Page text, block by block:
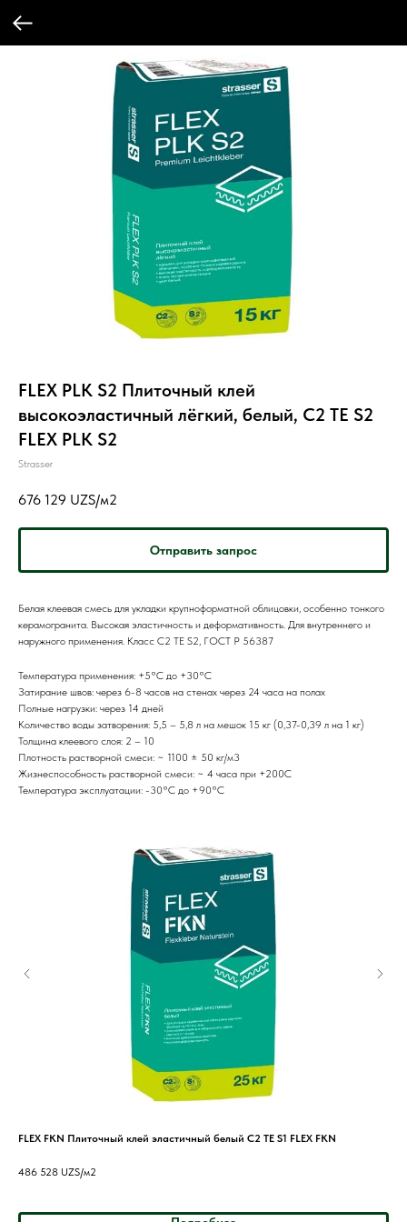
FLEX PLK S2 Плиточный клей
высокоэластичный лёгкий, белый, C2 TE S2
FLEX PLK S2
Strasser
676 129 UZS/м2
Отправить запрос
Белая клеевая смесь для укладки крупноформатной облицовки, особенно тонкого
керамогранита. Высокая эластичность и деформативность. Для внутреннего и
наружного применения. Класс С2 TE S2, ГОСТ Р 56387
Температура применения: +5°C до +30°C
Затирание швов: через 6-8 часов на стенах через 24 часа на полах
Полные нагрузки: через 14 дней
Количество воды затворения: 5,5 – 5,8 л на мешок 15 кг (0,37-0,39 л на 1 кг)
Толщина клеевого слоя: 2 – 10
Плотность растворной смеси: ~ 1100 ± 50 кг/м3
Жизнеспособность растворной смеси: ~ 4 часа при +200С
Температура эксплуатации: -30°C до +90°C
FLEX FKN Плиточный клей эластичный белый C2 TE S1 FLEX FKN
486 528 UZS/м2